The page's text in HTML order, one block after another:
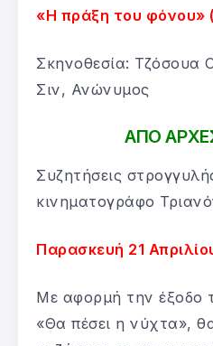
«Η πράξη του φόνου»
Σκηνοθεσία: Τζόσουα
Σιν, Ανώνυμος
ΑΠΟ
Συζητήσεις
κινηματογράφο
Παρασκευή 21
Με αφορμή την έξοδο
«Θα πέσει η νύχτα»,